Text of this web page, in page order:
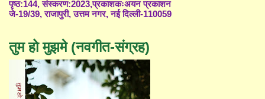
पृष्ठ:144, संस्करण:2023,प्रकाशकःअयन प्रकाशन
जे-19/39, राजापुरी, उत्तम नगर, नई दिल्ली-110059
तुम हो मुझमे (नवगीत-संग्रह)